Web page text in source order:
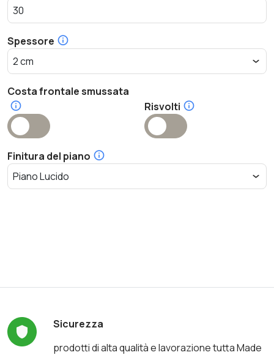
Spessore
Costa frontale smussata
Risvolti
Finitura del piano
Sicurezza
prodotti di alta qualità e lavorazione tutta Made